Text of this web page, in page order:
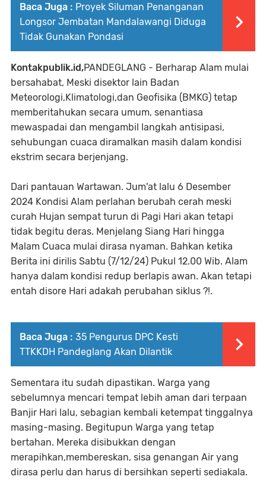
Baca Juga : Proyek Siluman Penanganan
Longsor Jembatan Mandalawangi Diduga
Tidak Gunakan Pondasi
Kontakpublik.id,PANDEGLANG - Berharap Alam mulai
bersahabat, Meski disektor lain Badan
Meteorologi,Klimatologi,dan Geofisika (BMKG) tetap
memberitahukan secara umum, senantiasa
mewaspadai dan mengambil langkah antisipasi,
sehubungan cuaca diramalkan masih dalam kondisi
ekstrim secara berjenjang.
Dari pantauan Wartawan. Jum'at lalu 6 Desember
2024 Kondisi Alam perlahan berubah cerah meski
curah Hujan sempat turun di Pagi Hari akan tetapi
tidak begitu deras. Menjelang Siang Hari hingga
Malam Cuaca mulai dirasa nyaman. Bahkan ketika
Berita ini dirilis Sabtu (7/12/24) Pukul 12.00 Wib. Alam
hanya dalam kondisi redup berlapis awan. Akan tetapi
entah disore Hari adakah perubahan siklus ?!.
Baca Juga : 35 Pengurus DPC Kesti
TTKKDH Pandeglang Akan Dilantik
Sementara itu sudah dipastikan. Warga yang
sebelumnya mencari tempat lebih aman dari terpaan
Banjir Hari lalu, sebagian kembali ketempat tinggalnya
masing-masing. Begitupun Warga yang tetap
bertahan. Mereka disibukkan dengan
merapihkan,membereskan, sisa genangan Air yang
dirasa perlu dan harus di bersihkan seperti sediakala.